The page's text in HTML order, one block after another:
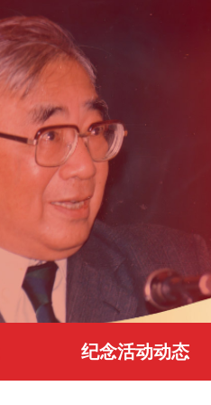
纪念活动动态